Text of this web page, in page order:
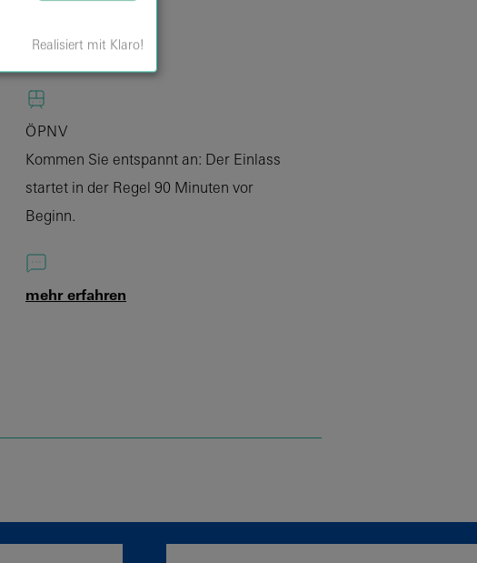
ÖPNV
Kommen Sie entspannt an: Der Einlass
startet in der Regel 90 Minuten vor
Beginn.
mehr erfahren
Realisiert mit Klaro!